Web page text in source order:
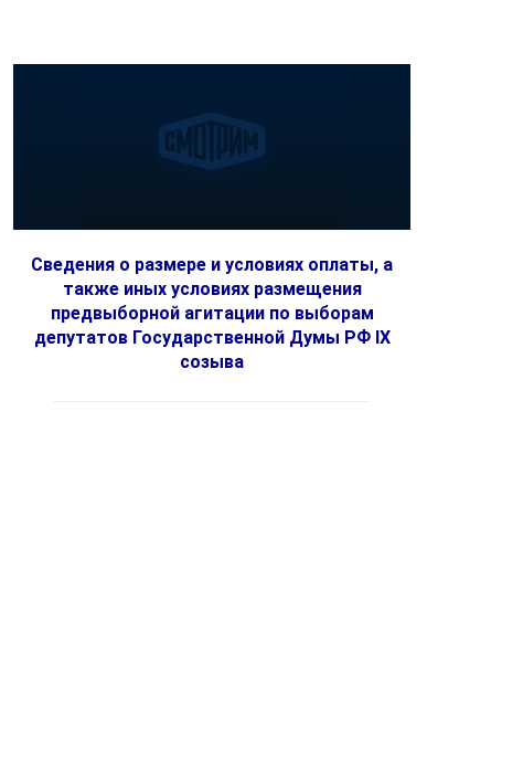
Сведения о размере и условиях оплаты, а
также иных условиях размещения
предвыборной агитации по выборам
депутатов Государственной Думы РФ IX
созыва